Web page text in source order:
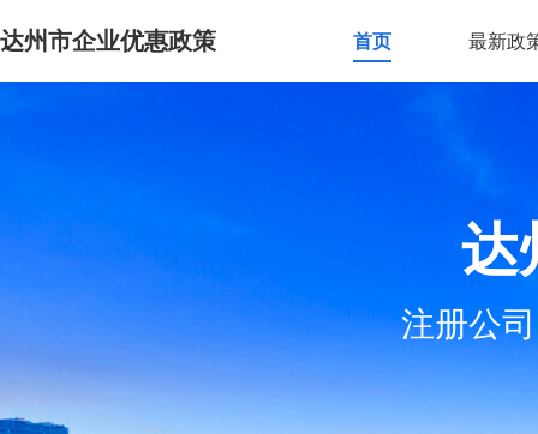
达州市企业优惠政策 首页 最新政
达
注册公